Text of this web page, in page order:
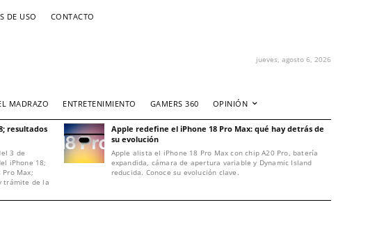
DE USO CONTACTO
jueves, agosto 6, 2026
MADRAZO ENTRETENIMIENTO GAMERS 360 OPINIÓN
resultados
3 de
iPhone 18;
Max;
trámite de la
Apple redefine el iPhone 18 Pro Max: qué hay detrás de
su evolución
Apple alista el iPhone 18 Pro Max con chip A20 Pro, batería
expandida, cámara de apertura variable y Dynamic Island
reducida. Conoce su evolución clave.